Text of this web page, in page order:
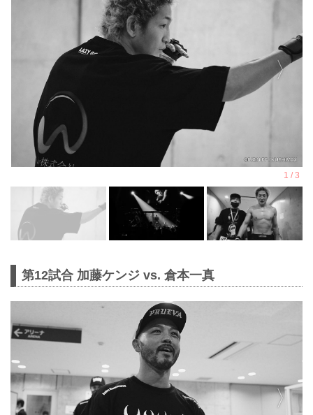
第12試合 加藤ケンジ vs. 倉本一真